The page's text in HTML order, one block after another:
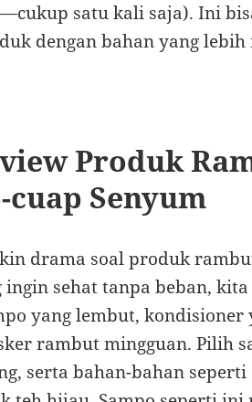
satu kali saja). Ini
dengan bahan yang
Produk
Senyum
drama soal produk
sehat tanpa beban,
yang lembut, kondisioner
rambut mingguan. Pilih
serta bahan-bahan